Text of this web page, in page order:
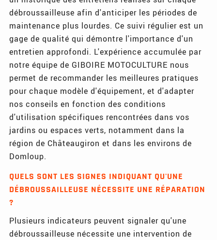
débroussailleuse afin d'anticiper les périodes de
maintenance plus lourdes. Ce suivi régulier est un
gage de qualité qui démontre l'importance d'un
entretien approfondi. L'expérience accumulée par
notre équipe de GIBOIRE MOTOCULTURE nous
permet de recommander les meilleures pratiques
pour chaque modèle d'équipement, et d'adapter
nos conseils en fonction des conditions
d'utilisation spécifiques rencontrées dans vos
jardins ou espaces verts, notamment dans la
région de Châteaugiron et dans les environs de
Domloup.
QUELS SONT LES SIGNES INDIQUANT QU'UNE
DÉBROUSSAILLEUSE NÉCESSITE UNE RÉPARATION
?
Plusieurs indicateurs peuvent signaler qu'une
débroussailleuse nécessite une intervention de